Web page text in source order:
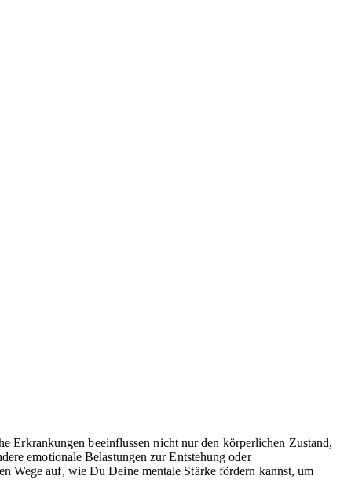
Erkrankungen beeinflussen nicht nur den körperlichen Zustand,
emotionale Belastungen zur Entstehung oder
Wege auf, wie Du Deine mentale Stärke fördern kannst, um